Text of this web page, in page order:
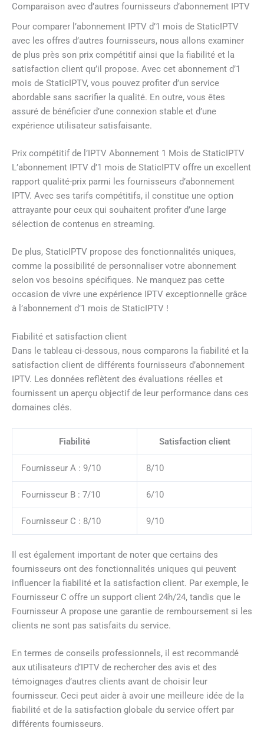
Comparaison avec d’autres fournisseurs d’abonnement IPTV
Pour comparer l’abonnement IPTV d’1 mois de StaticIPTV
avec les offres d’autres fournisseurs, nous allons examiner
de plus près son prix compétitif ainsi que la fiabilité et la
satisfaction client qu’il propose. Avec cet abonnement d’1
mois de StaticIPTV, vous pouvez profiter d’un service
abordable sans sacrifier la qualité. En outre, vous êtes
assuré de bénéficier d’une connexion stable et d’une
expérience utilisateur satisfaisante.
Prix compétitif de l’IPTV Abonnement 1 Mois de StaticIPTV
L’abonnement IPTV d’1 mois de StaticIPTV offre un excellent
rapport qualité-prix parmi les fournisseurs d’abonnement
IPTV. Avec ses tarifs compétitifs, il constitue une option
attrayante pour ceux qui souhaitent profiter d’une large
sélection de contenus en streaming.
De plus, StaticIPTV propose des fonctionnalités uniques,
comme la possibilité de personnaliser votre abonnement
selon vos besoins spécifiques. Ne manquez pas cette
occasion de vivre une expérience IPTV exceptionnelle grâce
à l’abonnement d’1 mois de StaticIPTV !
Fiabilité et satisfaction client
Dans le tableau ci-dessous, nous comparons la fiabilité et la
satisfaction client de différents fournisseurs d’abonnement
IPTV. Les données reflètent des évaluations réelles et
fournissent un aperçu objectif de leur performance dans ces
domaines clés.
Fiabilité Satisfaction client
Fournisseur A : 9/10 8/10
Fournisseur B : 7/10 6/10
Fournisseur C : 8/10 9/10
Il est également important de noter que certains des
fournisseurs ont des fonctionnalités uniques qui peuvent
influencer la fiabilité et la satisfaction client. Par exemple, le
Fournisseur C offre un support client 24h/24, tandis que le
Fournisseur A propose une garantie de remboursement si les
clients ne sont pas satisfaits du service.
En termes de conseils professionnels, il est recommandé
aux utilisateurs d’IPTV de rechercher des avis et des
témoignages d’autres clients avant de choisir leur
fournisseur. Ceci peut aider à avoir une meilleure idée de la
fiabilité et de la satisfaction globale du service offert par
différents fournisseurs.